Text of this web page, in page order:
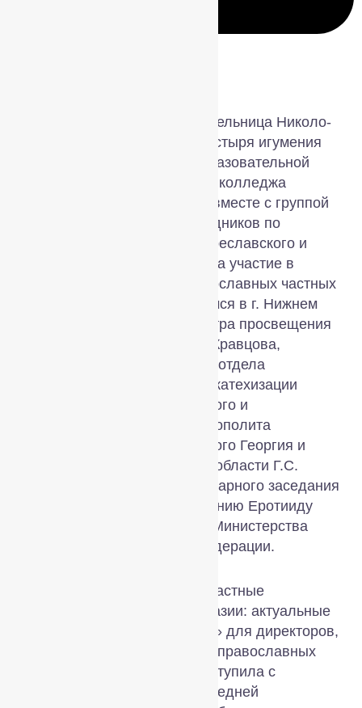
29–30 мая 2023 года Настоятельница Николо-
Сольбинского женского монастыря игумения
Еротиида, директор общеобразовательной
школы и профессионального колледжа
«Добрая школа на Сольбе», вместе с группой
священников, сестёр и сотрудников по
благословению епископа Переславского и
Угличского Феоктиста приняла участие в
Форуме руководителей православных частных
школ и гимназий, состоявшемся в г. Нижнем
Новгороде с участием министра просвещения
Российской Федерации С.С. Кравцова,
председателя Синодального отдела
религиозного образования и катехизации
митрополита Екатеринбургского и
Верхотурского Евгения, митрополита
Нижегородского и Арзамасского Георгия и
Губернатора Нижегородской области Г.С.
Никитина.​ По окончании пленарного заседания
С.С. Кравцов наградил игумению Еротииду
благодарственным письмом Министерства
просвещения Российской Федерации.
На секционном заседании «Частные
православные школы и гимназии: актуальные
проблемы и пути их решения» для директоров,
их заместителей и педагогов православных
школ игумения Еротиида выступила с
докладом «Опыт открытия средней